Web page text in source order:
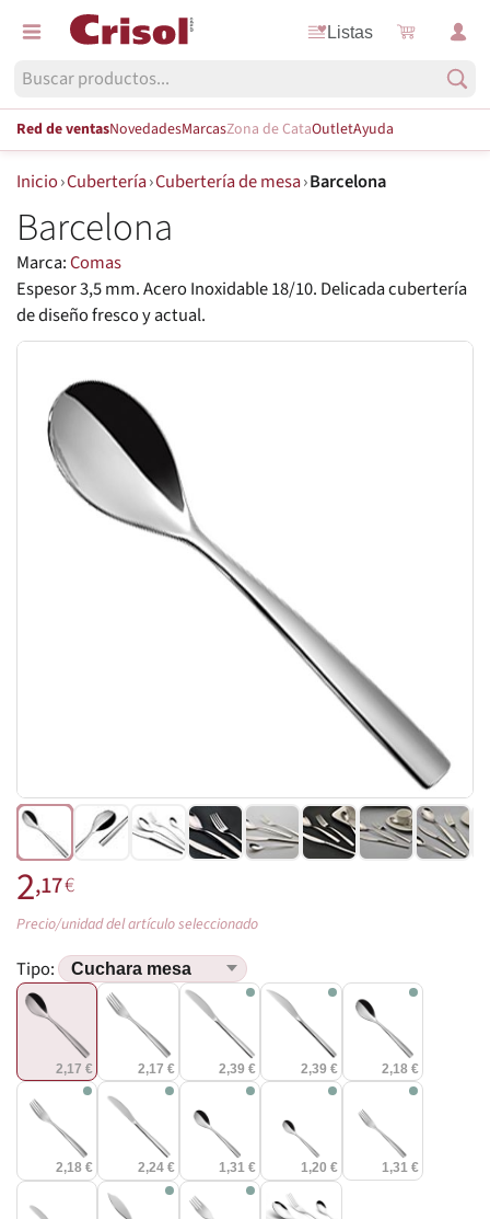
Listas
Red de ventasNovedadesMarcasZona de CataOutletAyuda
Inicio›Cubertería›Cubertería de mesa›Barcelona
Barcelona
Marca:Comas
Espesor 3,5 mm. Acero Inoxidable 18/10. Delicada cubertería
de diseño fresco y actual.
2,17€
Precio/unidad del artículo seleccionado
Tipo:
2,17 € 2,17 € 2,39 € 2,39 € 2,18 €
2,18 € 2,24 € 1,31 € 1,20 € 1,31 €